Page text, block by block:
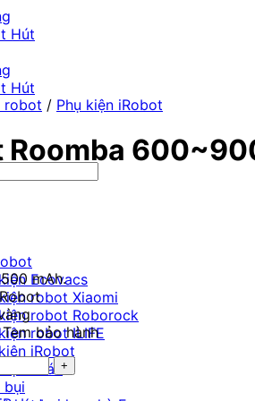
Ecovacs
robot Xiaomi
robot Roborock
robot ILIFE
iRobot
kiện khác
bụi
robot / Phụ kiện iRobot
Roomba
mAh.
Tem bảo hành